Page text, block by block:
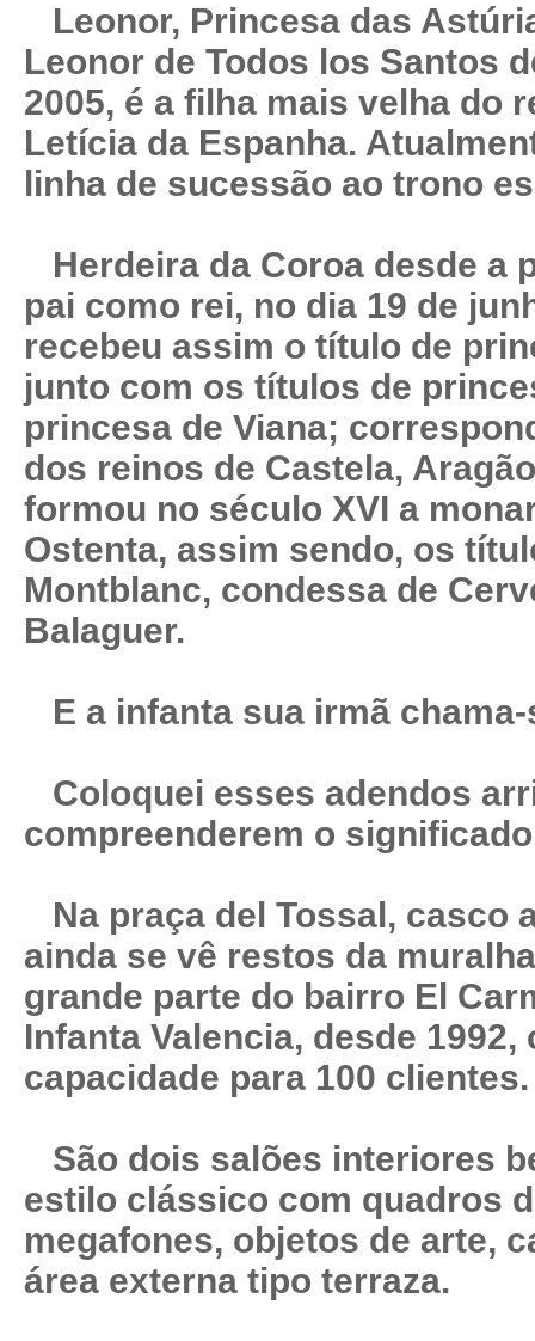
Leonor, Princesa das
Leonor de Todos los Santos
2005, é a filha mais velha do
Letícia da Espanha.
linha de sucessão ao trono
Herdeira da Coroa desde a
pai como rei, no dia 19 de
recebeu assim o título de
junto com os títulos de
princesa de Viana;
dos reinos de Castela,
formou no século XVI a
Ostenta, assim sendo, os
Montblanc, condessa de
Balaguer.
E a infanta sua irmã
Coloquei esses adendos
compreenderem o
Na praça del Tossal, casco
ainda se vê restos da
grande parte do bairro El
Infanta Valencia, desde
capacidade para 100
São dois salões interiores
estilo clássico com quadros
megafones, objetos de arte,
área externa tipo terraza.